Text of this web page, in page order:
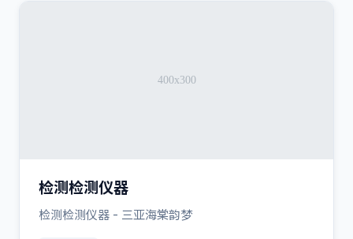
检测检测仪器
检测检测仪器 - 三亚海棠韵梦